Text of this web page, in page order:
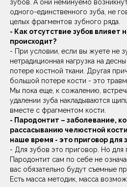
зубов. А они неминуемо
одного-единственного зуба, не
целых фрагментов зубного ряда.
- Как отсутствие зубов влияет
происходит?
- При условии, если вы жуете не
нетрадиционная нагрузка на
потере костной ткани. Другая
большой потере кости - это
Мы пока еще, к сожалению,
удалении зуба накладываются
вместе с фрагментом кости.
- Пародонтит – заболевание,
рассасыванию челюстной
наше время - это приговор для
- Для зубов это приговор. Но для
Пародонтит сам по себе не
вас обязательно будут съемные
Есть масса методик, масса
Мужчины предпочитают не
помощью до последнего, поэтому
мужчин мы часто наблюдаем потерю
которая носит уже драматический
СТАТЬИ
АРАМА ДАВИДЯНА